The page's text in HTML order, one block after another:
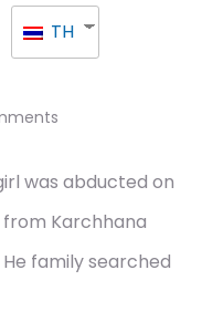
TH
was abducted on
Karchhana
family searched